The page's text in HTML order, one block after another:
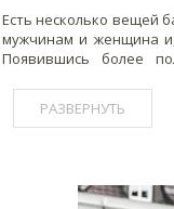
Есть несколько вещей
мужчинам и женщина
Появившись более
джинсовая одежда
проходила.
РАЗВЕРНУТЬ